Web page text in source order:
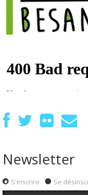
Newsletter
S'inscrire Se